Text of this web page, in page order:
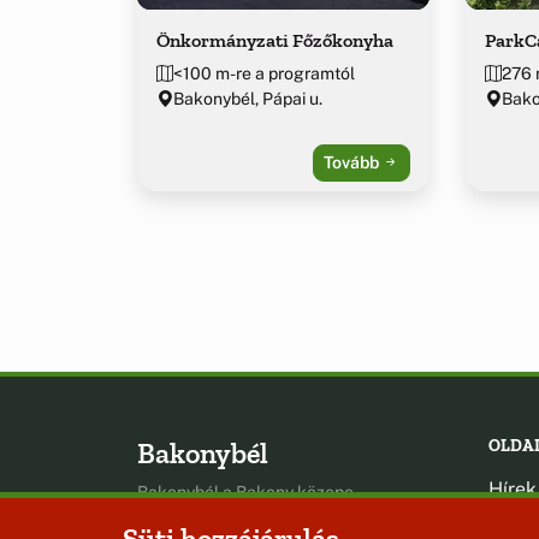
Önkormányzati Főzőkonyha
<100 m-re a programtól
Bakonybél, Pápai u.
Tovább
276
Bakonybél
Bakonybél a Bakony közepe
Hírek